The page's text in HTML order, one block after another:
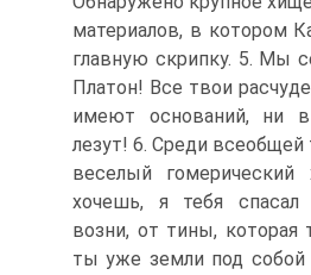
материалов, в котором
главную скрипку. 5. Мы
Платон! Все твои
имеют оснований, ни
лезут! 6. Среди
веселый
хочешь, я тебя спасал
возни, от тины, которая
ты уже земли под собой